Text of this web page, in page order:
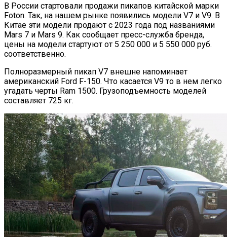
В России стартовали продажи пикапов китайской марки
Foton. Так, на нашем рынке появились модели V7 и V9. В
Китае эти модели продают с 2023 года под названиями
Mars 7 и Mars 9. Как сообщает пресс-служба бренда,
цены на модели стартуют от 5 250 000 и 5 550 000 руб.
соответственно.
Полноразмерный пикап V7 внешне напоминает
американский Ford F-150. Что касается V9 то в нем легко
угадать черты Ram 1500. Грузоподъемность моделей
составляет 725 кг.